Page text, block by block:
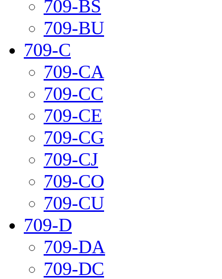
709-BS
709-BU
709-C
709-CA
709-CC
709-CE
709-CG
709-CJ
709-CO
709-CU
709-D
709-DA
709-DC